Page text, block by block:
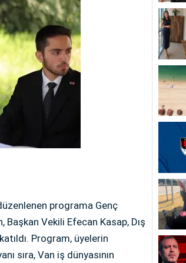
programa Genç
Başkan Vekili Efecan Kasap, Dış
Program, üyelerin
sıra, Van iş dünyasının